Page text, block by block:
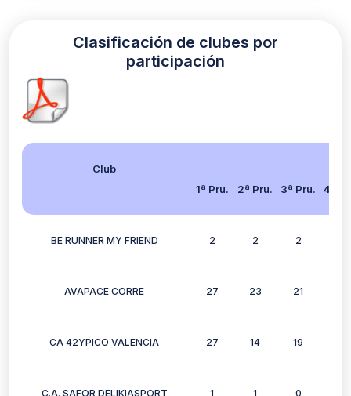
Clasificación de clubes por
participación
Club
1ª Pru.
2ª Pru. 3ª Pru. 4ª
BE RUNNER MY FRIEND 2 2 2
AVAPACE CORRE 27 23 21
CA 42YPICO VALENCIA 27 14 19
C.A. SAFOR DELIKIASPORT 1 1 0